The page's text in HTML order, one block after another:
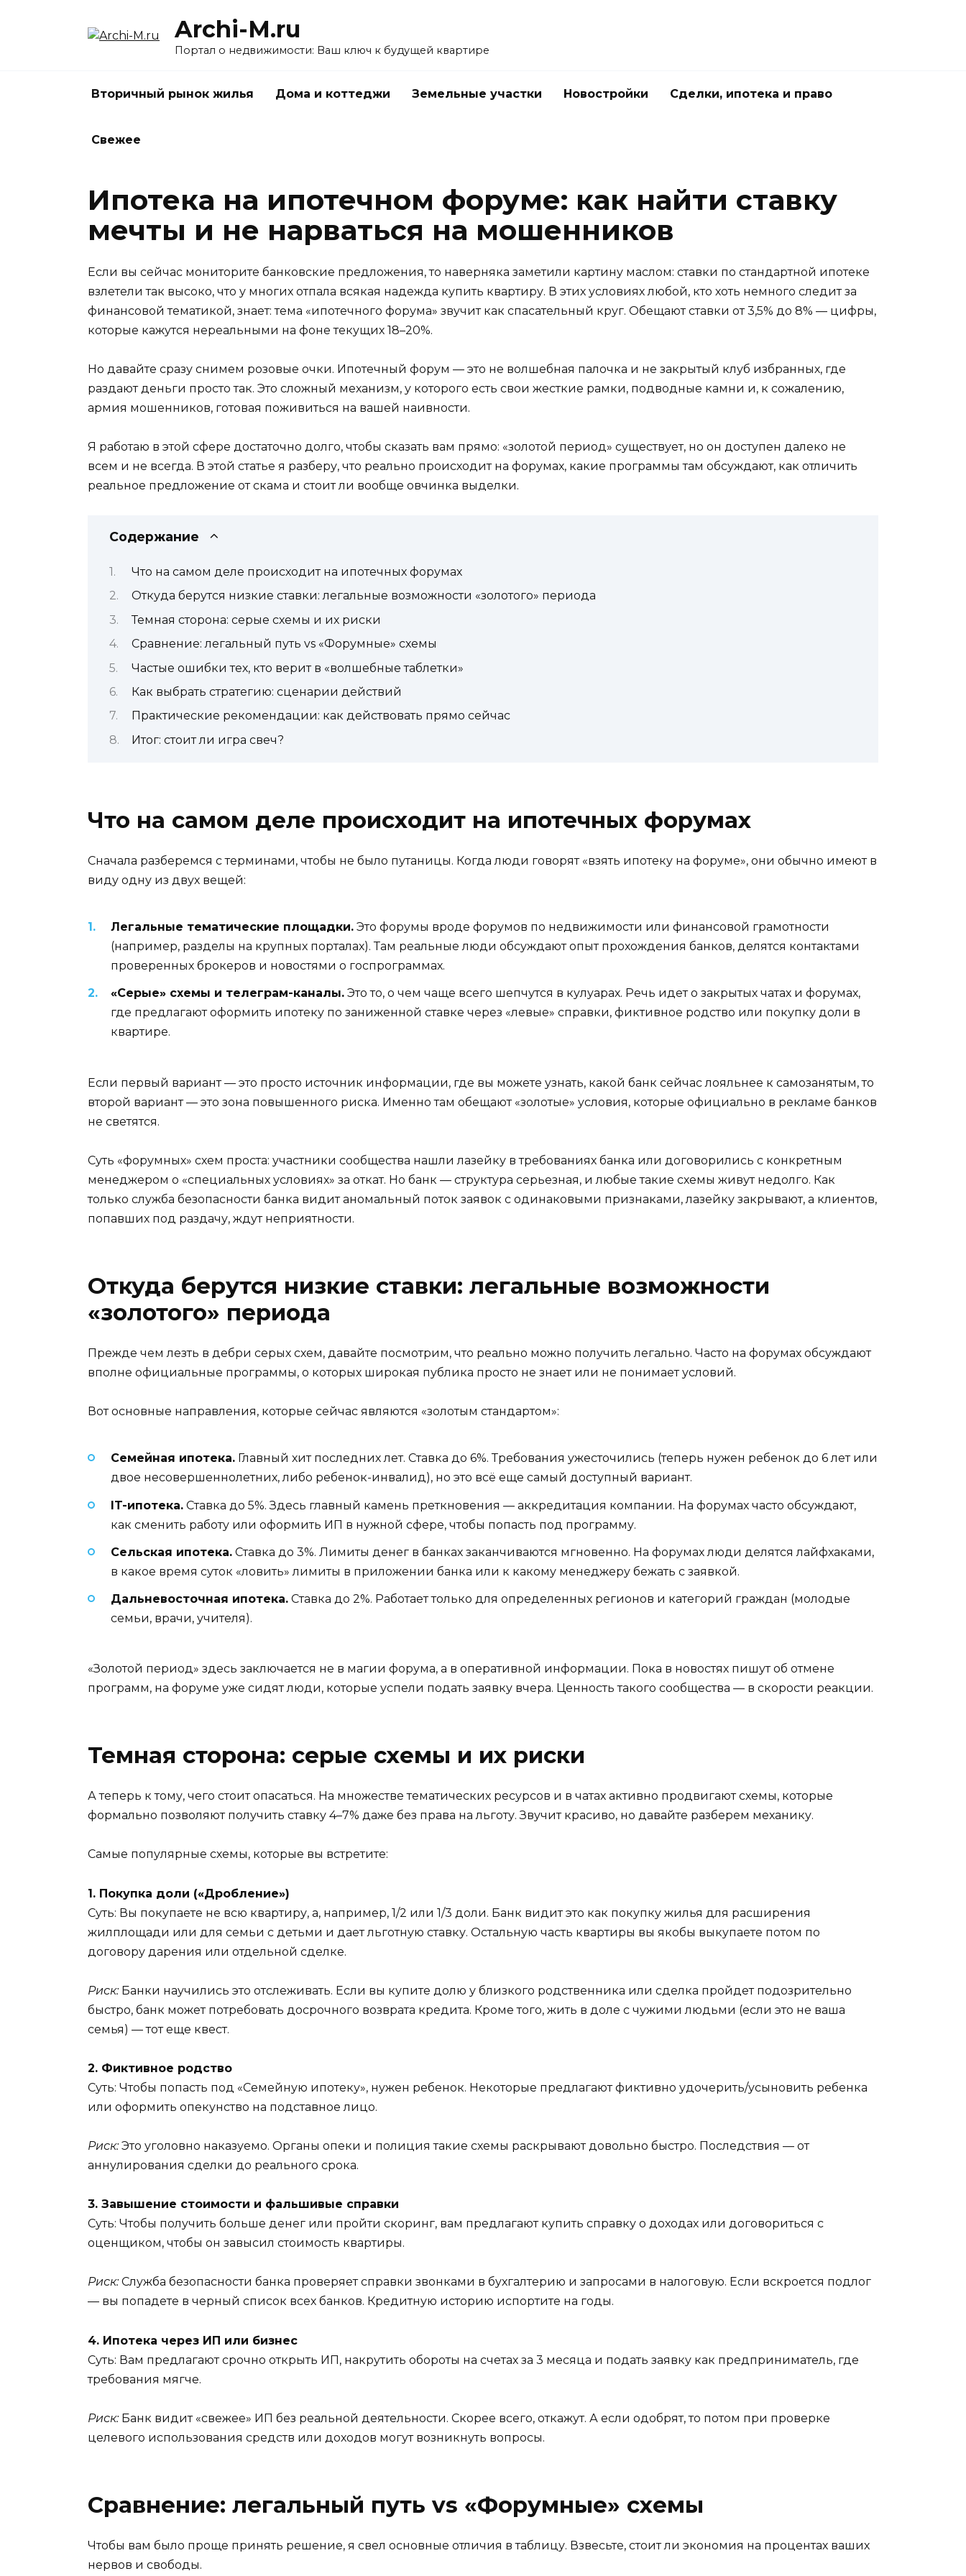
Archi-M.ru
Портал о недвижимости: Ваш ключ к будущей квартире
Вторичный рынок жилья Дома и коттеджи Земельные участки Новостройки Сделки, ипотека и право
Свежее
Ипотека на ипотечном форуме: как найти ставку
мечты и не нарваться на мошенников
Если вы сейчас мониторите банковские предложения, то наверняка заметили картину маслом: ставки по стандартной ипотеке
взлетели так высоко, что у многих отпала всякая надежда купить квартиру. В этих условиях любой, кто хоть немного следит за
финансовой тематикой, знает: тема «ипотечного форума» звучит как спасательный круг. Обещают ставки от 3,5% до 8% — цифры,
которые кажутся нереальными на фоне текущих 18–20%.
Но давайте сразу снимем розовые очки. Ипотечный форум — это не волшебная палочка и не закрытый клуб избранных, где
раздают деньги просто так. Это сложный механизм, у которого есть свои жесткие рамки, подводные камни и, к сожалению,
армия мошенников, готовая поживиться на вашей наивности.
Я работаю в этой сфере достаточно долго, чтобы сказать вам прямо: «золотой период» существует, но он доступен далеко не
всем и не всегда. В этой статье я разберу, что реально происходит на форумах, какие программы там обсуждают, как отличить
реальное предложение от скама и стоит ли вообще овчинка выделки.
Содержание
Что на самом деле происходит на ипотечных форумах
Откуда берутся низкие ставки: легальные возможности «золотого» периода
Темная сторона: серые схемы и их риски
Сравнение: легальный путь vs «Форумные» схемы
Частые ошибки тех, кто верит в «волшебные таблетки»
Как выбрать стратегию: сценарии действий
Практические рекомендации: как действовать прямо сейчас
Итог: стоит ли игра свеч?
Что на самом деле происходит на ипотечных форумах
Сначала разберемся с терминами, чтобы не было путаницы. Когда люди говорят «взять ипотеку на форуме», они обычно имеют в
виду одну из двух вещей:
Легальные тематические площадки. Это форумы вроде форумов по недвижимости или финансовой грамотности
(например, разделы на крупных порталах). Там реальные люди обсуждают опыт прохождения банков, делятся контактами
проверенных брокеров и новостями о госпрограммах.
«Серые» схемы и телеграм-каналы. Это то, о чем чаще всего шепчутся в кулуарах. Речь идет о закрытых чатах и форумах,
где предлагают оформить ипотеку по заниженной ставке через «левые» справки, фиктивное родство или покупку доли в
квартире.
Если первый вариант — это просто источник информации, где вы можете узнать, какой банк сейчас лояльнее к самозанятым, то
второй вариант — это зона повышенного риска. Именно там обещают «золотые» условия, которые официально в рекламе банков
не светятся.
Суть «форумных» схем проста: участники сообщества нашли лазейку в требованиях банка или договорились с конкретным
менеджером о «специальных условиях» за откат. Но банк — структура серьезная, и любые такие схемы живут недолго. Как
только служба безопасности банка видит аномальный поток заявок с одинаковыми признаками, лазейку закрывают, а клиентов,
попавших под раздачу, ждут неприятности.
Откуда берутся низкие ставки: легальные возможности
«золотого» периода
Прежде чем лезть в дебри серых схем, давайте посмотрим, что реально можно получить легально. Часто на форумах обсуждают
вполне официальные программы, о которых широкая публика просто не знает или не понимает условий.
Вот основные направления, которые сейчас являются «золотым стандартом»:
Семейная ипотека. Главный хит последних лет. Ставка до 6%. Требования ужесточились (теперь нужен ребенок до 6 лет или
двое несовершеннолетних, либо ребенок-инвалид), но это всё еще самый доступный вариант.
IT-ипотека. Ставка до 5%. Здесь главный камень преткновения — аккредитация компании. На форумах часто обсуждают,
как сменить работу или оформить ИП в нужной сфере, чтобы попасть под программу.
Сельская ипотека. Ставка до 3%. Лимиты денег в банках заканчиваются мгновенно. На форумах люди делятся лайфхаками,
в какое время суток «ловить» лимиты в приложении банка или к какому менеджеру бежать с заявкой.
Дальневосточная ипотека. Ставка до 2%. Работает только для определенных регионов и категорий граждан (молодые
семьи, врачи, учителя).
«Золотой период» здесь заключается не в магии форума, а в оперативной информации. Пока в новостях пишут об отмене
программ, на форуме уже сидят люди, которые успели подать заявку вчера. Ценность такого сообщества — в скорости реакции.
Темная сторона: серые схемы и их риски
А теперь к тому, чего стоит опасаться. На множестве тематических ресурсов и в чатах активно продвигают схемы, которые
формально позволяют получить ставку 4–7% даже без права на льготу. Звучит красиво, но давайте разберем механику.
Самые популярные схемы, которые вы встретите:
1. Покупка доли («Дробление»)
Суть: Вы покупаете не всю квартиру, а, например, 1/2 или 1/3 доли. Банк видит это как покупку жилья для расширения
жилплощади или для семьи с детьми и дает льготную ставку. Остальную часть квартиры вы якобы выкупаете потом по
договору дарения или отдельной сделке.
Риск:Банки научились это отслеживать. Если вы купите долю у близкого родственника или сделка пройдет подозрительно
быстро, банк может потребовать досрочного возврата кредита. Кроме того, жить в доле с чужими людьми (если это не ваша
семья) — тот еще квест.
2. Фиктивное родство
Суть: Чтобы попасть под «Семейную ипотеку», нужен ребенок. Некоторые предлагают фиктивно удочерить/усыновить ребенка
или оформить опекунство на подставное лицо.
Риск:Это уголовно наказуемо. Органы опеки и полиция такие схемы раскрывают довольно быстро. Последствия — от
аннулирования сделки до реального срока.
3. Завышение стоимости и фальшивые справки
Суть: Чтобы получить больше денег или пройти скоринг, вам предлагают купить справку о доходах или договориться с
оценщиком, чтобы он завысил стоимость квартиры.
Риск:Служба безопасности банка проверяет справки звонками в бухгалтерию и запросами в налоговую. Если вскроется подлог
— вы попадете в черный список всех банков. Кредитную историю испортите на годы.
4. Ипотека через ИП или бизнес
Суть: Вам предлагают срочно открыть ИП, накрутить обороты на счетах за 3 месяца и подать заявку как предприниматель, где
требования мягче.
Риск:Банк видит «свежее» ИП без реальной деятельности. Скорее всего, откажут. А если одобрят, то потом при проверке
целевого использования средств или доходов могут возникнуть вопросы.
Сравнение: легальный путь vs «Форумные» схемы
Чтобы вам было проще принять решение, я свел основные отличия в таблицу. Взвесьте, стоит ли экономия на процентах ваших
нервов и свободы.